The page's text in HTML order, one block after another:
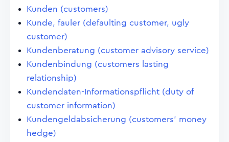
Kunden (customers)
Kunde, fauler (defaulting customer, ugly
customer)
Kundenberatung (customer advisory service)
Kundenbindung (customers lasting
relationship)
Kundendaten-Informationspflicht (duty of
customer information)
Kundengeldabsicherung (customers' money
hedge)